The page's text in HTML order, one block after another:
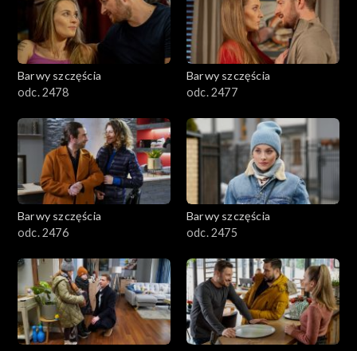
Barwy szczęścia
odc. 2478
Barwy szczęścia
odc. 2477
Barwy szczęścia
odc. 2476
Barwy szczęścia
odc. 2475